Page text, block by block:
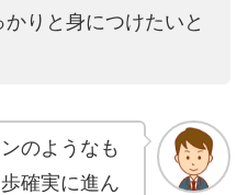
かりと身につけたいと
のようなも
確実に進ん